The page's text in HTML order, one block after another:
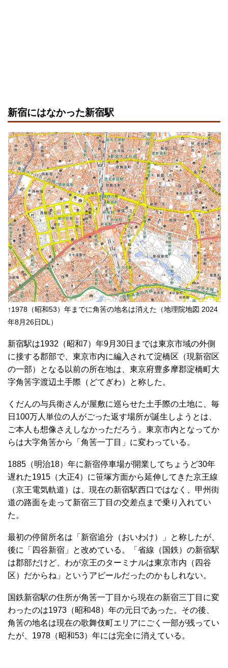
新宿にはなかった新宿駅
↑1978（昭和53）年までに角筈の地名は消えた（地理院地図 2024
年8月26日DL）
新宿駅は1932（昭和7）年9月30日までは東京市域の外側
に接する郡部で、東京市内に編入されて淀橋区（現新宿区
の一部）となる以前の所在地は、東京府豊多摩郡淀橋町大
字角筈字渡辺土手際（どてぎわ）と称した。
くだんの与兵衛さんが屋敷に巡らせた土手際の土地に、毎
日100万人単位の人がごった返す場所が誕生しようとは、
ご本人も想像さえしなかっただろう。東京市内となってか
らは大字角筈から「角筈一丁目」に変わっている。
1885（明治18）年に新宿停車場が開業してちょうど30年
遅れた1915（大正4）に笹塚方面から延伸してきた京王線
（京王電気軌道）は、現在の新宿駅西口ではなく、甲州街
道の路面を走って新宿三丁目の交差点まで乗り入れてい
た。
最初の停留所名は「新宿追分（おいわけ）」と称したが、
後に「四谷新宿」と改めている。「省線（国鉄）の新宿駅
は郡部だけど、わが京王のターミナルは東京市内（四谷
区）だからね」というアピールだったのかもしれない。
国鉄新宿駅の住所が角筈一丁目から現在の新宿三丁目に変
わったのは1973（昭和48）年の元日であった。その後、
角筈の地名は現在の歌舞伎町エリアにごく一部が残ってい
たが、1978（昭和53）年には完全に消えている。